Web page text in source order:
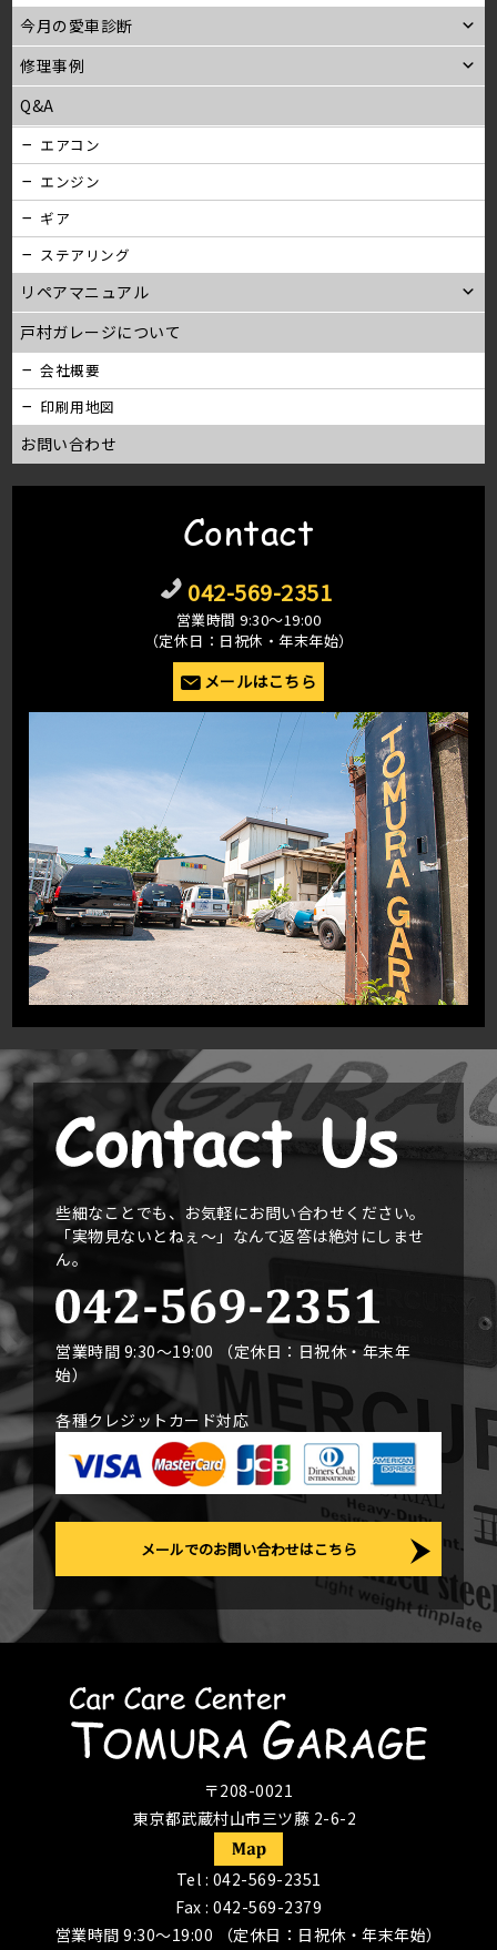
今月の愛車診断
修理事例
Q&A
エアコン
エンジン
ギア
ステアリング
リペアマニュアル
戸村ガレージについて
会社概要
印刷用地図
お問い合わせ
Contact
042-569-2351
営業時間 9:30〜19:00
（定休日：日祝休・年末年始）
メールはこちら
些細なことでも、お気軽にお問い合わせください。
「実物見ないとねぇ〜」なんて返答は絶対にしませ
ん。
営業時間 9:30〜19:00 （定休日：日祝休・年末年
始）
各種クレジットカード対応
メールでのお問い合わせはこちら
〒208-0021
東京都武蔵村山市三ツ藤 2-6-2
Tel : 042-569-2351
Fax : 042-569-2379
営業時間 9:30〜19:00 （定休日：日祝休・年末年始）